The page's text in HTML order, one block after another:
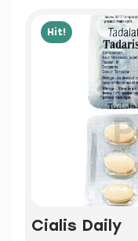
Hit!
Cialis Daily